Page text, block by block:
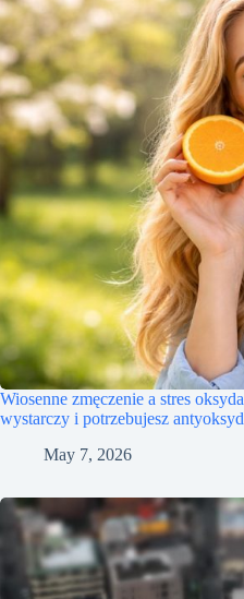
Wiosenne zmęczenie a stres
wystarczy i potrzebujesz
May 7, 2026